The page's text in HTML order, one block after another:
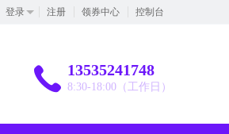
登录 注册 领券中心 控制台
13535241748
8:30-18:00（工作日）